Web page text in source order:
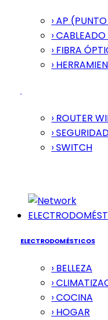
› AP
›
› FIBRA
›
› ROUTER
›
› SWITCH
ELECTRODOMÉSTICOS
› BELLEZA
›
› COCINA
› HOGAR